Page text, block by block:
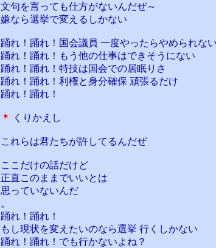
文句を言っても仕方がないんだぜ～
嫌なら選挙で変えるしかない
踊れ！踊れ！国会議員 一度やったらやめられな
踊れ！踊れ！もう他の仕事はできそうにない
踊れ！踊れ！特技は国会での居眠りさ
踊れ！踊れ！利権と身分確保 頑張るだけ
踊れ！踊れ！
＊ くりかえし
これらは君たちが許してるんだぜ
ここだけの話だけど
正直このままでいいとは
思っていないんだ
。
踊れ！踊れ！
もし現状を変えたいのなら選挙 行くしかない
踊れ！踊れ！でも行かないよね？